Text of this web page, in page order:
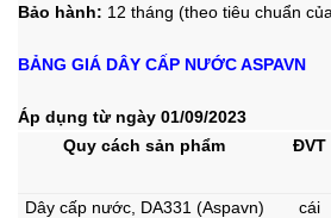
Bảo hành: 12 tháng (theo tiêu chuẩn
BẢNG GIÁ DÂY CẤP NƯỚC ASPAVN
Áp dụng từ ngày 01/09/2023
Quy cách sản phẩm
ĐVT
Dây cấp nước, DA331 (Aspavn)
cái